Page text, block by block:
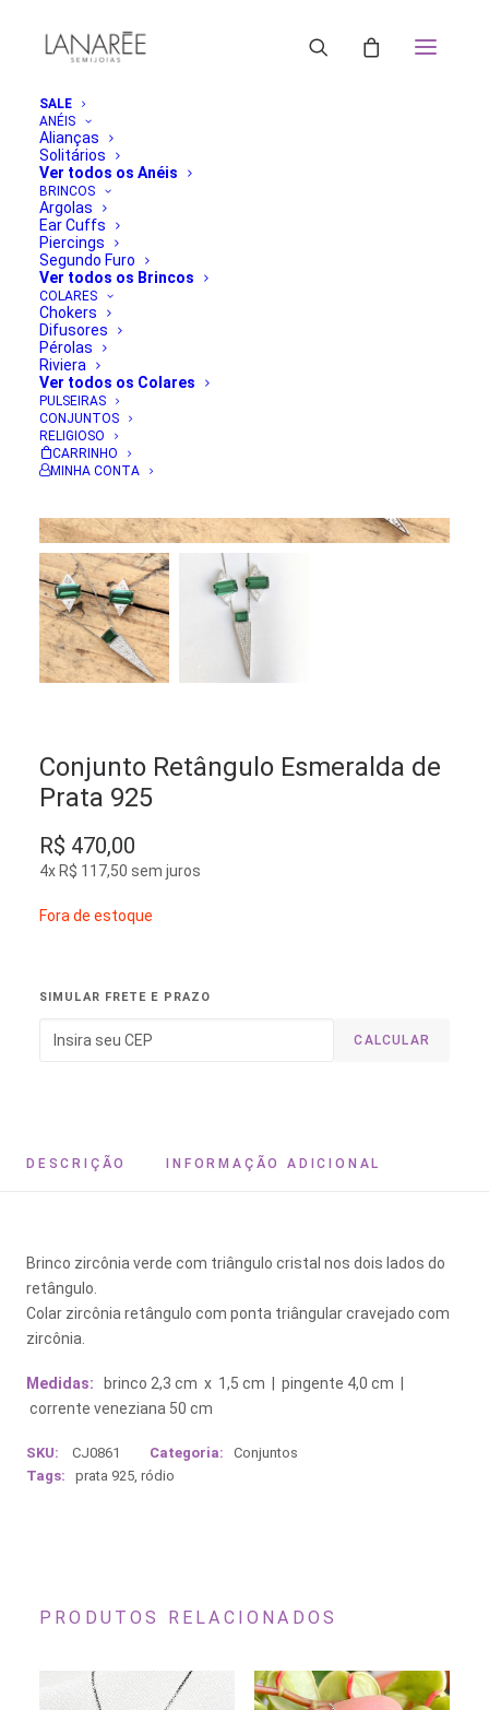
SALE
ANÉIS
Alianças
Solitários
Ver todos os Anéis
BRINCOS
Argolas
Ear Cuffs
Piercings
Segundo Furo
Ver todos os Brincos
COLARES
Chokers
Difusores
Pérolas
Riviera
Ver todos os Colares
PULSEIRAS
CONJUNTOS
RELIGIOSO
CARRINHO
MINHA CONTA
Conjunto Retângulo Esmeralda de
Prata 925
R$ 470,00
4x R$ 117,50 sem juros
Fora de estoque
SIMULAR FRETE E PRAZO
CALCULAR
DESCRIÇÃO INFORMAÇÃO ADICIONAL
Brinco zircônia verde com triângulo cristal nos dois lados do
retângulo.
Colar zircônia retângulo com ponta triângular cravejado com
zircônia.
Medidas:
brinco 2,3 cm x 1,5 cm | pingente 4,0 cm |
corrente veneziana 50 cm
SKU: CJ0861 Categoria:
Conjuntos
Tags:
prata 925, ródio
PRODUTOS RELACIONADOS